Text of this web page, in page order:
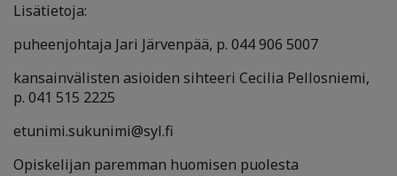
Lisätietoja:
puheenjohtaja Jari Järvenpää, p. 044 906 5007
kansainvälisten asioiden sihteeri Cecilia Pellosniemi,
p. 041 515 2225
etunimi.sukunimi@syl.fi
Opiskelijan paremman huomisen puolesta